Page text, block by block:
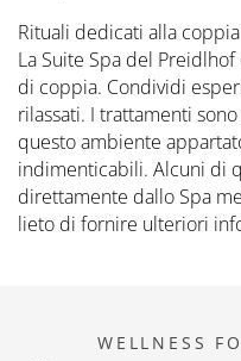
Rituali dedicati alla coppia
La Suite Spa del
di coppia. Condividi
rilassati. I trattamenti
questo ambiente
indimenticabili. Alcuni di
direttamente dallo Spa
lieto di fornire ulteriori
WELLNESS